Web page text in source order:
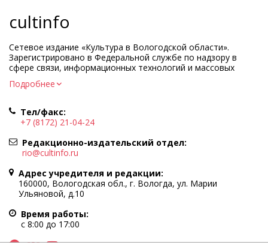
cultinfo
Сетевое издание «Культура в Вологодской области».
Зарегистрировано в Федеральной службе по надзору в
сфере связи, информационных технологий и массовых
коммуникаций.
Регистрационный номер и дата принятия решения о
Учредитель КУ ВО «Информационно-аналитический центр
культуры»
Адрес учредителя и редакции: 160000, Вологодская обл., г.
Вологда, ул. Марии Ульяновой, д.10
Главный редактор — Легчанова Елена Григорьевна
Политика в отношении обработки персональных данных
При полном или частичном использовании информации
портала гиперссылка на cultinfo.ru обязательна.
Редакция не несет ответственности за достоверность
информации, содержащейся в рекламных объявлениях.
Подробнее
Тел/факс:
+7 (8172) 21-04-24
Редакционно-издательский отдел:
rio@cultinfo.ru
Адрес учредителя и редакции:
160000, Вологодская обл., г. Вологда, ул. Марии
Ульяновой, д.10
Время работы:
с 8:00 до 17:00